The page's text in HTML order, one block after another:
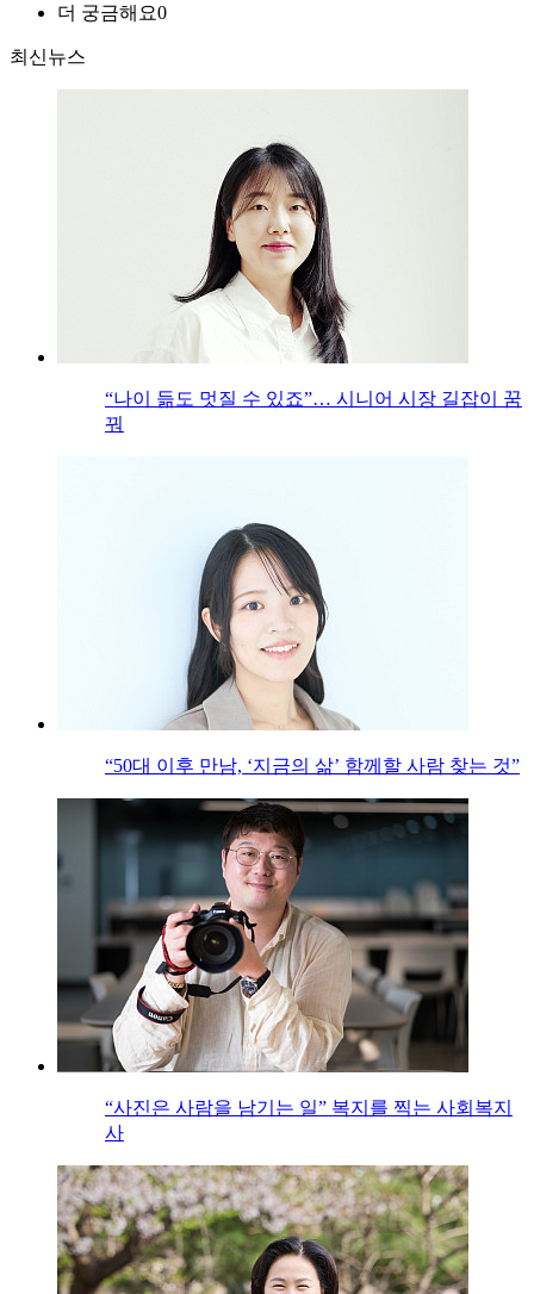
더 궁금해요0
최신뉴스
“나이 듦도 멋질 수 있죠”… 시니어 시장 길잡이 꿈
꿔
“50대 이후 만남, ‘지금의 삶’ 함께할 사람 찾는 것”
“사진은 사람을 남기는 일” 복지를 찍는 사회복지
사